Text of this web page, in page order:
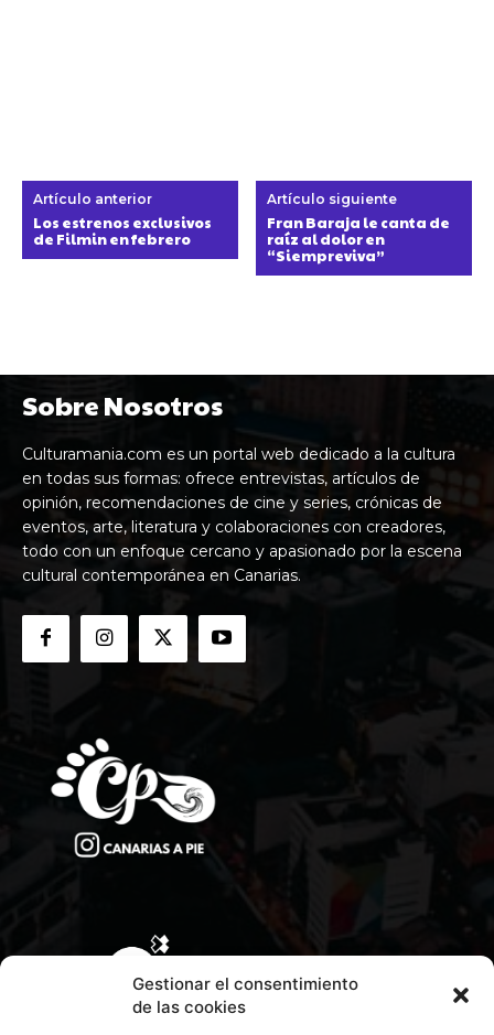
Gestionar el consentimiento
de las cookies
Artículo anterior
Los estrenos exclusivos
de Filmin en febrero
Artículo siguiente
Fran Baraja le canta de
raíz al dolor en
“Siempreviva”
Sobre Nosotros
Culturamania.com es un portal web dedicado a la cultura
en todas sus formas: ofrece entrevistas, artículos de
opinión, recomendaciones de cine y series, crónicas de
eventos, arte, literatura y colaboraciones con creadores,
todo con un enfoque cercano y apasionado por la escena
cultural contemporánea en Canarias.